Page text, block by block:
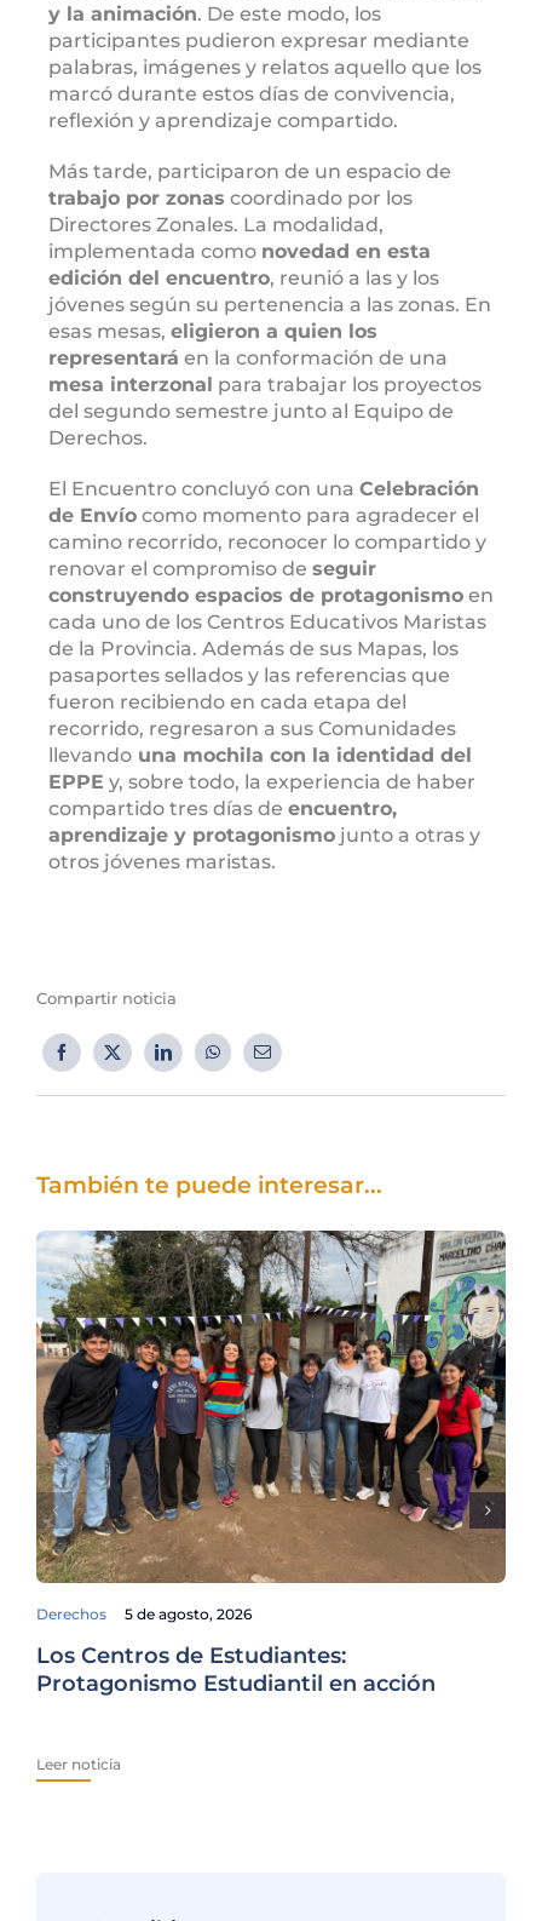
y la animación. De este modo, los
participantes pudieron expresar mediante
palabras, imágenes y relatos aquello que los
marcó durante estos días de convivencia,
reflexión y aprendizaje compartido.
Más tarde, participaron de un espacio de
trabajo por zonas coordinado por los
Directores Zonales. La modalidad,
implementada como novedad en esta
edición del encuentro, reunió a las y los
jóvenes según su pertenencia a las zonas. En
esas mesas, eligieron a quien los
representará en la conformación de una
mesa interzonal para trabajar los proyectos
del segundo semestre junto al Equipo de
Derechos.
El Encuentro concluyó con una Celebración
de Envío como momento para agradecer el
camino recorrido, reconocer lo compartido y
renovar el compromiso de seguir
construyendo espacios de protagonismo en
cada uno de los Centros Educativos Maristas
de la Provincia. Además de sus Mapas, los
pasaportes sellados y las referencias que
fueron recibiendo en cada etapa del
recorrido, regresaron a sus Comunidades
llevando una mochila con la identidad del
EPPE y, sobre todo, la experiencia de haber
compartido tres días de encuentro,
aprendizaje y protagonismo junto a otras y
otros jóvenes maristas.
Compartir noticia
También te puede interesar...
Derechos 5 de agosto, 2026
Los Centros de Estudiantes:
Protagonismo Estudiantil en acción
Leer noticia